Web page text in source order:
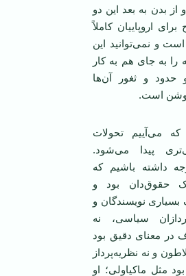
بدن به بعد این دو
برای اروپاییان کاملاً
و نمی‌توانید این
را به جای هم به کار
و حدود و ثغور آن‌ها
است.
که می‌آییم تحولات
پیدا می‌شود.
داشته باشیم که
حقوق‌دان بود و
بسیاری نویسندگان و
سیاسی، نه
در معنای دقیق بود
و نه نظریه‌پرداز
مثل ماکیاولی؛ او